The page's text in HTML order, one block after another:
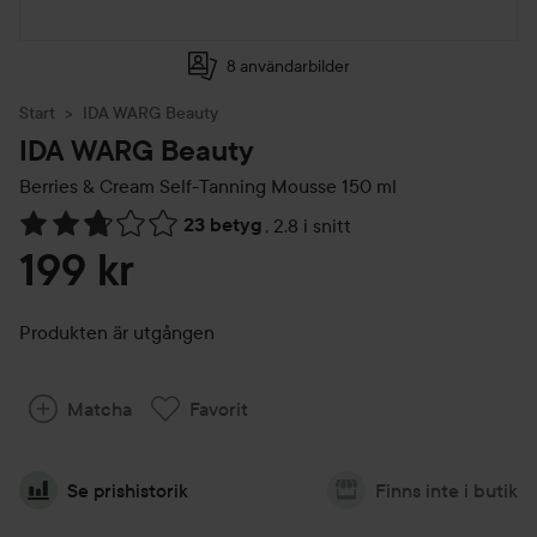
8 användarbilder
Start IDA WARG Beauty
IDA WARG Beauty
Berries & Cream Self-Tanning Mousse 150 ml
23 betyg , 2.8 i snitt
Hoppa till Betyg & kommentarer
199 kr
Produkten är utgången
Matcha Favorit
Se prishistorik Finns inte i butik